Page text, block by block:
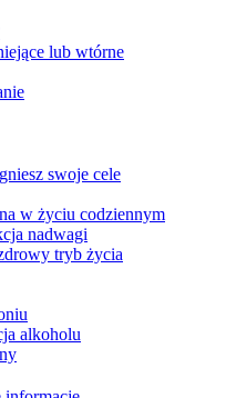
lub wtórne
swoje cele
w życiu codziennym
nadwagi
tryb życia
alkoholu